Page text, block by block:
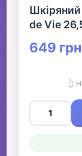
de Vie
649 грн
👆